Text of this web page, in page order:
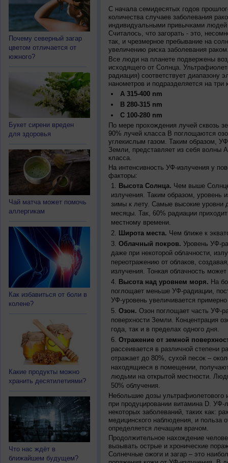
Почему северный загар
цветом отличается от
южного?
Букет сирени вреден
для здоровья
Чай матча может помочь
аллергикам
Как избавиться от боли в
колене?
Какие продукты можно
хранить десятилетиями?
Что нас ждёт в
ближайшем будущем?
С начала семидесятых годов
количества случаев заболевания
индивидуальными привычками
Считалось, что загорать - это,
так, и чрезмерное пребывание на
увеличению риска заболевания
Все люди на планете подвержены
исходящего от Солнца.
радиация) соответствует диапазону
нанометров и подразделяется на три
A 315-400 nm
B 280-315 nm
C 100-280 nm
По мере прохождения лучей сквозь
90% лучей класса B поглощаются
углекислым газом. Таким образом,
Земли, представляет из себя волны
класса.
На интенсивность УФ-излучения у
факторы:
Высота Солнца. Чем выше
излучения. Таким образом, уровень
зимы к лету. Самые высокие уровни
месяцы. Так, 60% радиации
местному времени.
Широта места. Чем ближе к
Облачный покров. Уровень УФ-
даже при некоторой облачности,
переотражению от облаков,
излучения. Тонкая облачность
Высота над уровнем моря. На
поглощает меньше УФ-радиации,
УФ-уровень увеличивается
Озон. Озон поглощает часть УФ-
поверхности Земли. Концентрация
года, так и в пределах одного дня.
Отражение от земной
рассеивается в различной степени
отражает до 80%, сухой песок –
находящиеся в помещении,
людьми на открытой местности.
50% облучения.
Небольшие дозы ультрафиолетового
при продуцировании витамина D.
некоторых заболеваний, таких как:
медицинского наблюдения, и польза
определяется лечащим врачом.
Продолжительное нахождение
вызывать острые и хронические
Солнечные ожоги и загар – это